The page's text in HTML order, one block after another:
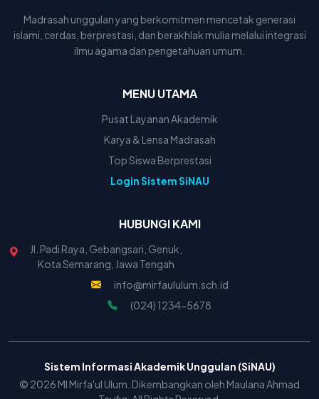
Madrasah unggulan yang berkomitmen mencetak generasi
islami, cerdas, berprestasi, dan berakhlak mulia melalui integrasi
ilmu agama dan pengetahuan umum.
MENU UTAMA
Pusat Layanan Akademik
Karya & Lensa Madrasah
Top Siswa Berprestasi
Login Sistem SiNAU
HUBUNGI KAMI
Jl. Padi Raya, Gebangsari, Genuk,
Kota Semarang, Jawa Tengah
info@mirfaululum.sch.id
(024) 1234-5678
Sistem Informasi Akademik Unggulan (SiNAU)
© 2026 MI Mirfa'ul Ulum. Dikembangkan oleh Maulana Ahmad